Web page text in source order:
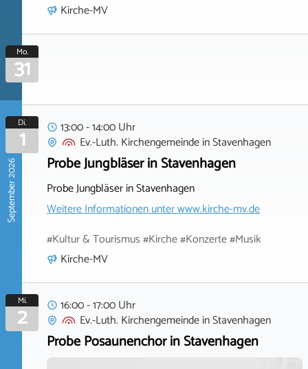
Kirche-MV
Mo.
31
September 2026
Di.
1
13:00 - 14:00 Uhr
Ev.-Luth. KirchengemeindeinStavenhagen
Probe Jungbläser in Stavenhagen
Probe Jungbläser in Stavenhagen
Weitere Informationen unterwww.kirche-mv.de
#Kultur & Tourismus #Kirche #Konzerte #Musik
Kirche-MV
Mi.
2
16:00 - 17:00 Uhr
Ev.-Luth. KirchengemeindeinStavenhagen
Probe Posaunenchor in Stavenhagen